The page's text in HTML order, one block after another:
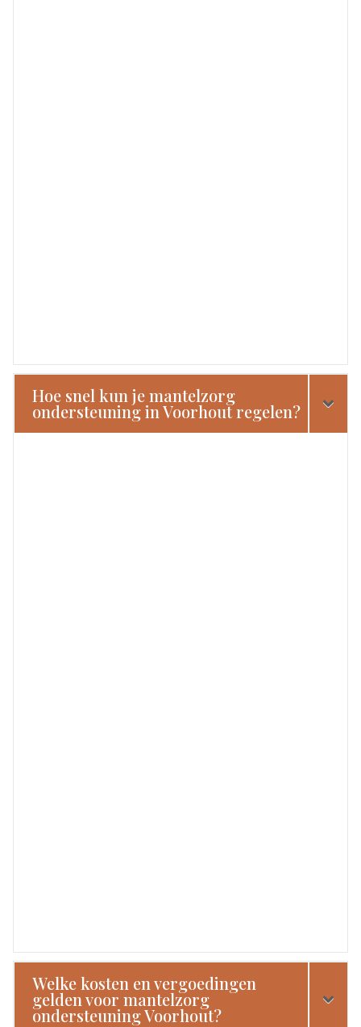
Hoe snel kun je mantelzorg
ondersteuning in Voorhout regelen?
Welke kosten en vergoedingen
gelden voor mantelzorg
ondersteuning Voorhout?